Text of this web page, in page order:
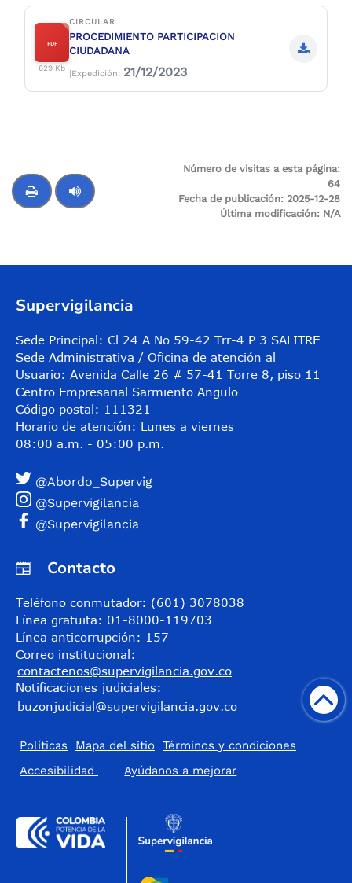
PDF
629 Kb
CIRCULAR
PROCEDIMIENTO PARTICIPACION
CIUDADANA
|Expedición: 21/12/2023
Número de visitas a esta página:
64
Fecha de publicación: 2025-12-28
Última modificación: N/A
Supervigilancia
Sede Principal: Cl 24 A No 59-42 Trr-4 P 3 SALITRE
Sede Administrativa / Oficina de atención al
Usuario: Avenida Calle 26 # 57-41 Torre 8, piso 11
Centro Empresarial Sarmiento Angulo
Código postal: 111321
Horario de atención: Lunes a viernes
08:00 a.m. - 05:00 p.m.
@Abordo_Supervig
@Supervigilancia
@Supervigilancia
Contacto
Teléfono conmutador: (601) 3078038
Línea gratuita: 01-8000-119703
Línea anticorrupción: 157
Correo institucional:
contactenos@supervigilancia.gov.co
Notificaciones judiciales:
buzonjudicial@supervigilancia.gov.co
Políticas Mapa del sitio
Términos y condiciones
Accesibilidad
​Ayúdanos a mejorar